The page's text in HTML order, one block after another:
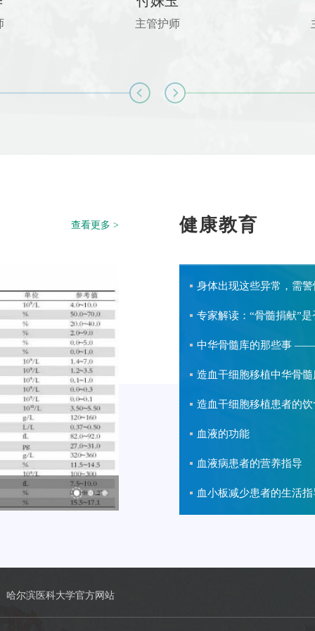
主管护师
查看更多 > 健康教育
身体出现这些异常，需
专家解读：“骨髓捐献”
中华骨髓库的那些事
造血干细胞移植中华骨
造血干细胞移植患者的
血液的功能
血液病患者的营养指导
血小板减少患者的生活指
哈尔滨医科大学官方网站